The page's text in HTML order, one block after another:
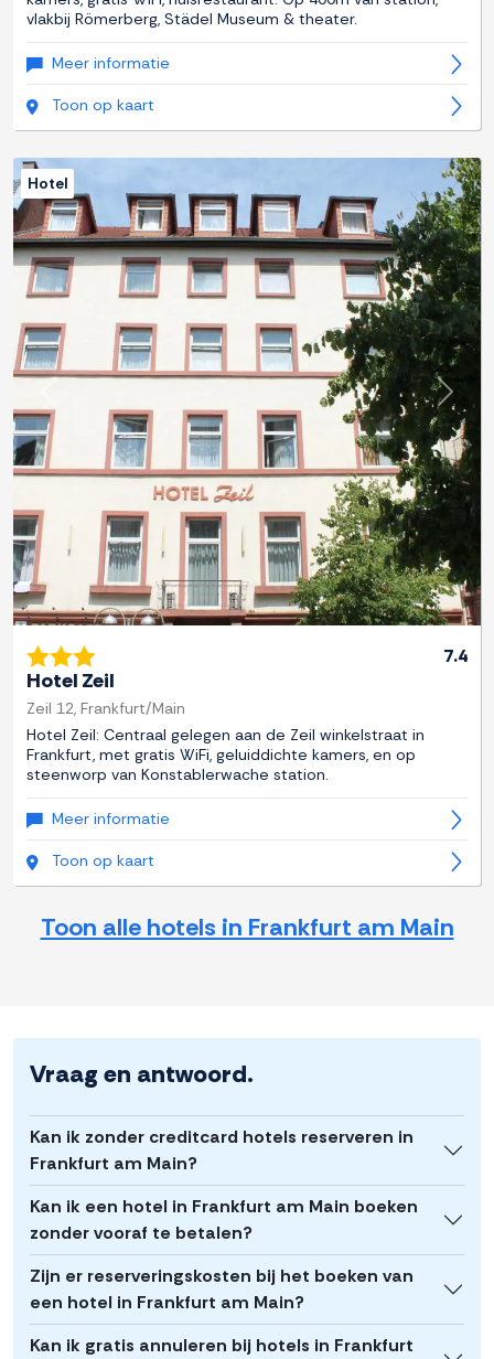
vlakbij Römerberg, Städel Museum & theater.
Meer informatie
Toon op kaart
Next
Hotel
7.4
Hotel Zeil
Zeil 12, Frankfurt/Main
Hotel Zeil: Centraal gelegen aan de Zeil winkelstraat in
Frankfurt, met gratis WiFi, geluiddichte kamers, en op
steenworp van Konstablerwache station.
Meer informatie
Toon op kaart
Toon alle hotels in Frankfurt am Main
Vraag en antwoord.
Kan ik zonder creditcard hotels reserveren in
Frankfurt am Main?
Kan ik een hotel in Frankfurt am Main boeken
zonder vooraf te betalen?
Zijn er reserveringskosten bij het boeken van
een hotel in Frankfurt am Main?
Kan ik gratis annuleren bij hotels in Frankfurt